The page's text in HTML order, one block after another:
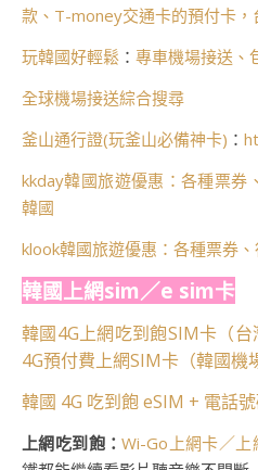
款、T-money交通卡的預付卡，
玩韓國好輕鬆 ： 專車機場接送、
全球機場接送綜合搜尋
釜山通行證(玩釜山必備神卡) ：
kkday韓國旅遊優惠：各種票券
韓國
klook韓國旅遊優惠：各種票券
韓國上網sim／e sim卡
韓國4G上網吃到飽SIM卡（台
4G預付費上網SIM卡（韓國機
韓國 4G 吃到飽 eSIM + 電話
上網吃到飽：Wi-Go上網卡／